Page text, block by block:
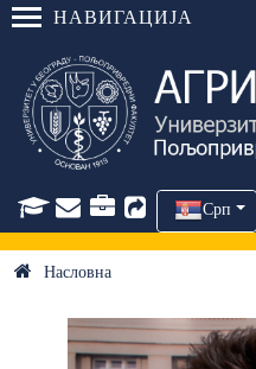
НАВИГАЦИЈА
Срп
Насловна